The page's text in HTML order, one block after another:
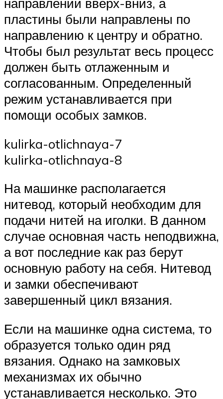
пластины были направлены по
направлению к центру и обратно.
Чтобы был результат весь процесс
должен быть отлаженным и
согласованным. Определенный
режим устанавливается при
помощи особых замков.
kulirka-otlichnaya-7
kulirka-otlichnaya-8
На машинке располагается
нитевод, который необходим для
подачи нитей на иголки. В данном
случае основная часть неподвижна,
а вот последние как раз берут
основную работу на себя. Нитевод
и замки обеспечивают
завершенный цикл вязания.
Если на машинке одна система, то
образуется только один ряд
вязания. Однако на замковых
механизмах их обычно
устанавливается несколько. Это